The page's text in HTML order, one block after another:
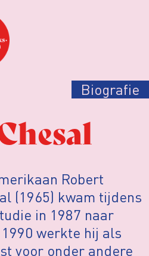
Biografie
Robert
(1965) kwam tijdens
in 1987 naar
werkte hij als
voor onder andere